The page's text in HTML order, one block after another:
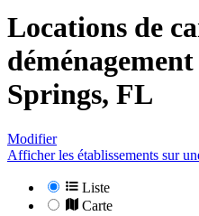
Locations de
Springs, FL
Modifier
Afficher les établissements sur
Liste
Carte